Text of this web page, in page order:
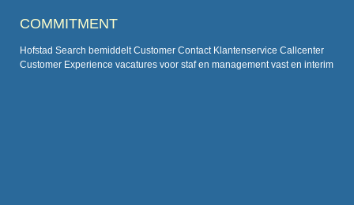
COMMITMENT
Hofstad Search bemiddelt Customer Contact Klantenservice Callcenter
Customer Experience vacatures voor staf en management vast en interim